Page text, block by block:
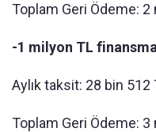
Toplam Geri Ödeme:
-1 milyon TL
Aylık taksit: 28 bin 512
Toplam Geri Ödeme: